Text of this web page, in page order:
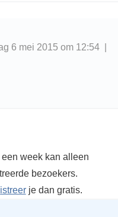
6 mei 2015 om 12:54 |
week kan alleen
bezoekers.
je dan gratis.